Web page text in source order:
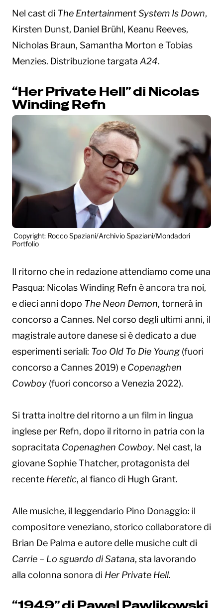
Nel cast di The Entertainment System Is Down,
Kirsten Dunst, Daniel Brühl, Keanu Reeves,
Nicholas Braun, Samantha Morton e Tobias
Menzies. Distribuzione targata A24.
“Her Private Hell” di Nicolas
Winding Refn
Copyright: Rocco Spaziani/Archivio Spaziani/Mondadori
Portfolio
Il ritorno che in redazione attendiamo come una
Pasqua: Nicolas Winding Refn è ancora tra noi,
e dieci anni dopo The Neon Demon, tornerà in
concorso a Cannes. Nel corso degli ultimi anni, il
magistrale autore danese si è dedicato a due
esperimenti seriali: Too Old To Die Young (fuori
concorso a Cannes 2019) e Copenaghen
Cowboy (fuori concorso a Venezia 2022).
Si tratta inoltre del ritorno a un film in lingua
inglese per Refn, dopo il ritorno in patria con la
sopracitata Copenaghen Cowboy. Nel cast, la
giovane Sophie Thatcher, protagonista del
recente Heretic, al fianco di Hugh Grant.
Alle musiche, il leggendario Pino Donaggio: il
compositore veneziano, storico collaboratore di
Brian De Palma e autore delle musiche cult di
Carrie – Lo sguardo di Satana, sta lavorando
alla colonna sonora di Her Private Hell.